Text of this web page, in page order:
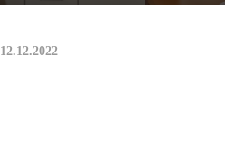
12.12.2022